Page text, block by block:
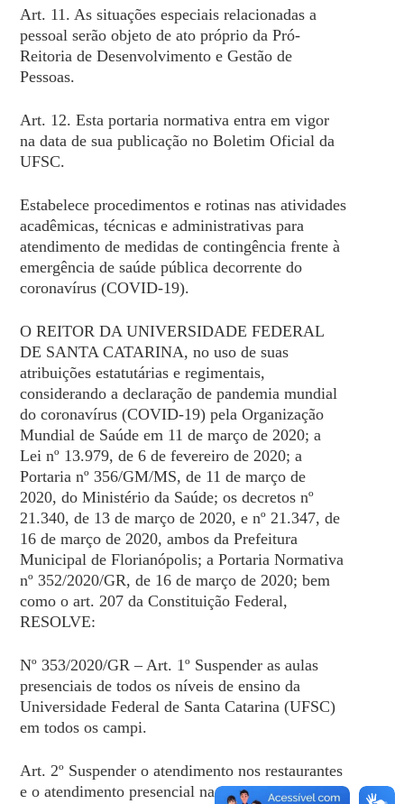
Art. 11. As situações especiais relacionadas a
pessoal serão objeto de ato próprio da Pró-
Reitoria de Desenvolvimento e Gestão de
Pessoas.
Art. 12. Esta portaria normativa entra em vigor
na data de sua publicação no Boletim Oficial da
UFSC.
Estabelece procedimentos e rotinas nas atividades
acadêmicas, técnicas e administrativas para
atendimento de medidas de contingência frente à
emergência de saúde pública decorrente do
coronavírus (COVID-19).
O REITOR DA UNIVERSIDADE FEDERAL
DE SANTA CATARINA, no uso de suas
atribuições estatutárias e regimentais,
considerando a declaração de pandemia mundial
do coronavírus (COVID-19) pela Organização
Mundial de Saúde em 11 de março de 2020; a
Lei nº 13.979, de 6 de fevereiro de 2020; a
Portaria nº 356/GM/MS, de 11 de março de
2020, do Ministério da Saúde; os decretos nº
21.340, de 13 de março de 2020, e nº 21.347, de
16 de março de 2020, ambos da Prefeitura
Municipal de Florianópolis; a Portaria Normativa
nº 352/2020/GR, de 16 de março de 2020; bem
como o art. 207 da Constituição Federal,
RESOLVE:
Nº 353/2020/GR – Art. 1º Suspender as aulas
presenciais de todos os níveis de ensino da
Universidade Federal de Santa Catarina (UFSC)
em todos os campi.
Art. 2º Suspender o atendimento nos restaurantes
e o atendimento presencial nas bibliotecas.